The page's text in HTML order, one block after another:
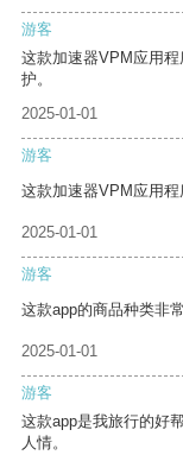
游客
这款加速器VPM应用
护。
2025-01-01
游客
这款加速器VPM应用程
2025-01-01
游客
这款app的商品种类非
2025-01-01
游客
这款app是我旅行的好
人情。